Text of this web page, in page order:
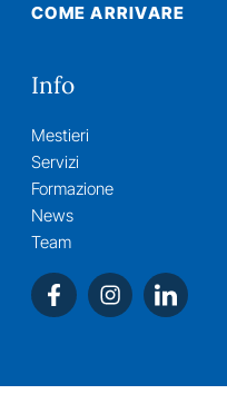
COME ARRIVARE
Info
Mestieri
Servizi
Formazione
News
Team